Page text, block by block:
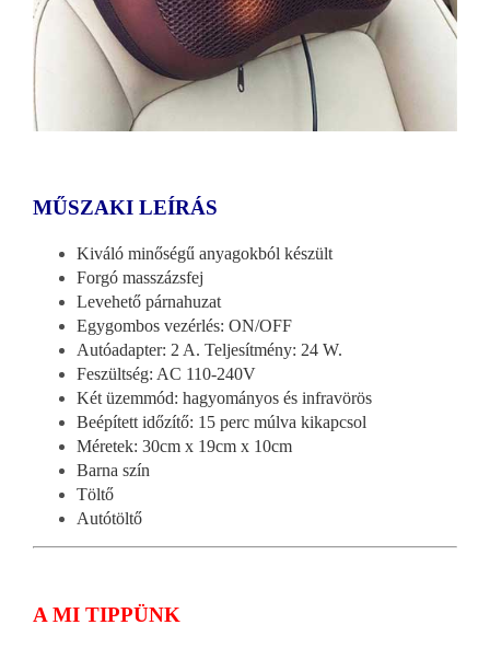
MŰSZAKI LEÍRÁS
Kiváló minőségű anyagokból készült
Forgó masszázsfej
Levehető párnahuzat
Egygombos vezérlés: ON/OFF
Autóadapter: 2 A. Teljesítmény: 24 W.
Feszültség: AC 110-240V
Két üzemmód: hagyományos és infravörös
Beépített időzítő: 15 perc múlva kikapcsol
Méretek: 30cm x 19cm x 10cm
Barna szín
Töltő
Autótöltő
A MI TIPPÜNK